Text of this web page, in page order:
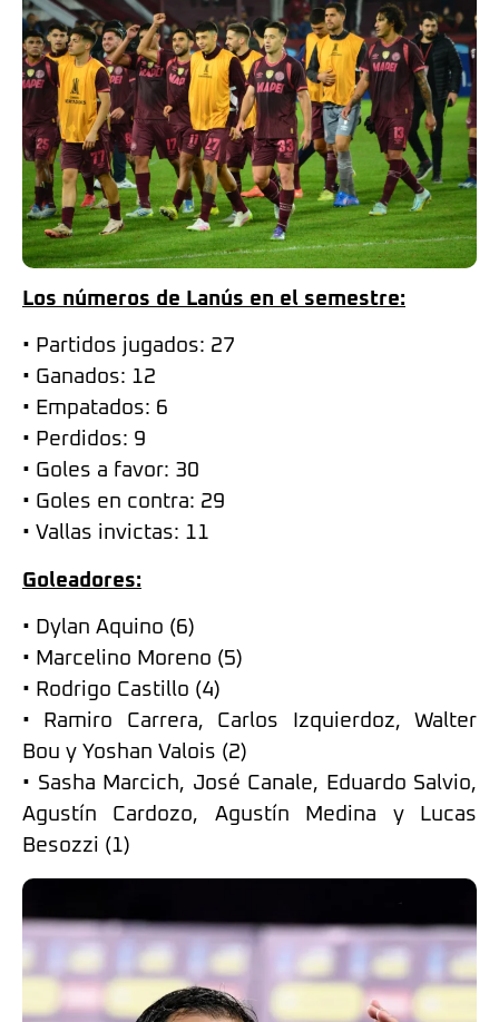
Los números de Lanús en el semestre:
• Partidos jugados: 27
• Ganados: 12
• Empatados: 6
• Perdidos: 9
• Goles a favor: 30
• Goles en contra: 29
• Vallas invictas: 11
Goleadores:
• Dylan Aquino (6)
• Marcelino Moreno (5)
• Rodrigo Castillo (4)
• Ramiro Carrera, Carlos Izquierdoz, Walter
Bou y Yoshan Valois (2)
• Sasha Marcich, José Canale, Eduardo Salvio,
Agustín Cardozo, Agustín Medina y Lucas
Besozzi (1)